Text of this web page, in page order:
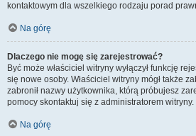
kontaktowym dla wszelkiego rodzaju porad
Na górę
Dlaczego nie mogę się zarejestrować?
Być może właściciel witryny wyłączył funkcję
się nowe osoby. Właściciel witryny mógł także
zabronił nazwy użytkownika, którą próbujesz
pomocy skontaktuj się z administratorem witryny.
Na górę